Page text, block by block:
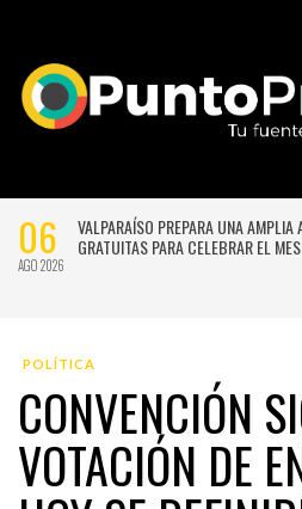
06
AGO 2026
VALPARAÍSO PREPARA UNA
GRATUITAS PARA CELEBRAR EL
POLÍTICA
CONVENCIÓN
VOTACIÓN DE